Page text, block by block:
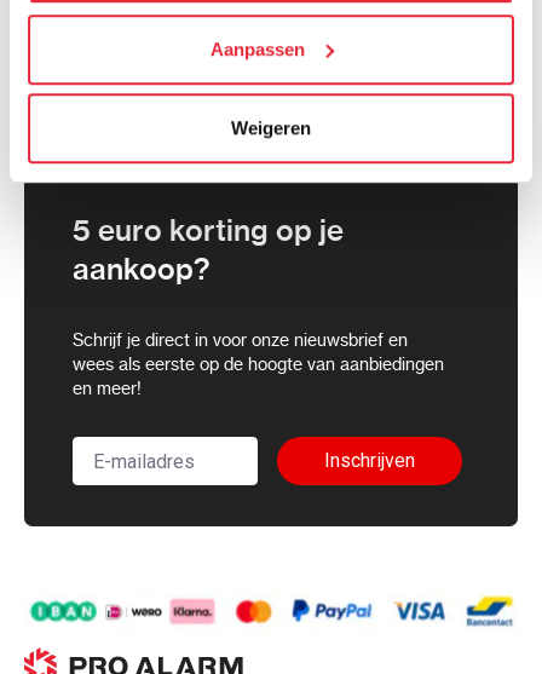
We werken samen met21 derden
die uw gegevens
kunnen ontvangen en verwerken.
Aanpassen
Weigeren
5 euro korting op je
aankoop?
Schrijf je direct in voor onze nieuwsbrief en
wees als eerste op de hoogte van aanbiedingen
en meer!
Inschrijven